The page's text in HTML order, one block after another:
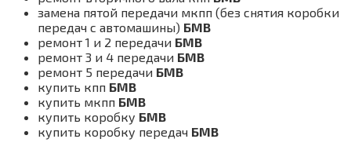
замена пятой передачи мкпп (без снятия коробки
передач с автомашины) БМВ
ремонт 1 и 2 передачи БМВ
ремонт 3 и 4 передачи БМВ
ремонт 5 передачи БМВ
купить кпп БМВ
купить мкпп БМВ
купить коробку БМВ
купить коробку передач БМВ